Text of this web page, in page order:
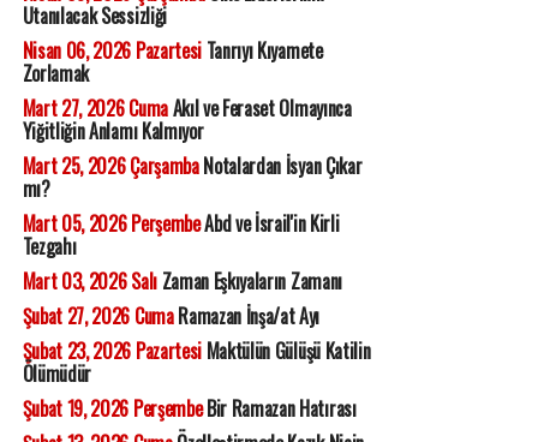
Utanılacak Sessizliği
Nisan 06, 2026 PazartesiTanrıyı Kıyamete
Zorlamak
Mart 27, 2026 CumaAkıl ve Feraset Olmayınca
Yiğitliğin Anlamı Kalmıyor
Mart 25, 2026 ÇarşambaNotalardan İsyan Çıkar
mı?
Mart 05, 2026 PerşembeAbd ve İsrail'in Kirli
Tezgahı
Mart 03, 2026 SalıZaman Eşkıyaların Zamanı
Şubat 27, 2026 CumaRamazan İnşa/at Ayı
Şubat 23, 2026 PazartesiMaktülün Gülüşü Katilin
Ölümüdür
Şubat 19, 2026 PerşembeBir Ramazan Hatırası